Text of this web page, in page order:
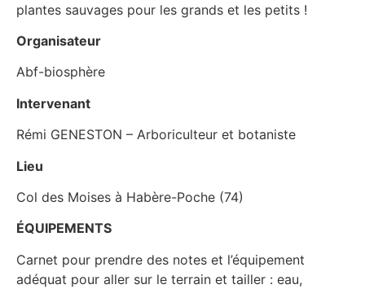
plantes sauvages pour les grands et les petits !
Organisateur
Abf-biosphère
Intervenant
Rémi GENESTON – Arboriculteur et botaniste
Lieu
Col des Moises à Habère-Poche (74)
​ÉQUIPEMENTS
Carnet pour prendre des notes et l’équipement
adéquat pour aller sur le terrain et tailler : eau,